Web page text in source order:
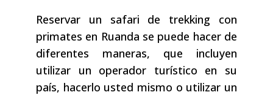
Reservar un safari de trekking con
primates en Ruanda se puede hacer de
diferentes maneras, que incluyen
utilizar un operador turístico en su
país, hacerlo usted mismo o utilizar un